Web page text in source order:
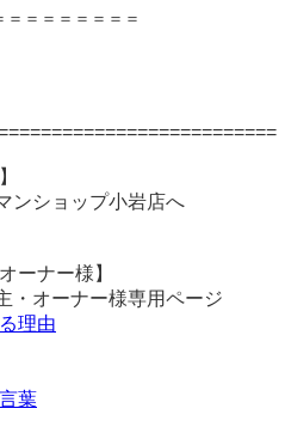
＝＝＝＝＝＝＝＝
ンショップ小岩店へ
ーナー様】
・オーナー様専用ページ
理由
葉